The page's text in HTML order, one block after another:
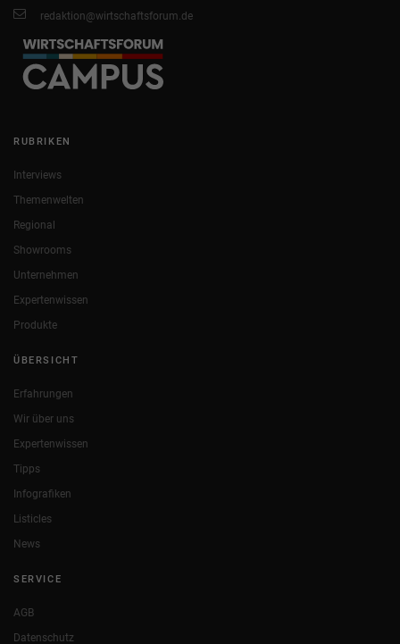
redaktion@wirtschaftsforum.de
RUBRIKEN
Interviews
Themenwelten
Regional
Showrooms
Unternehmen
Expertenwissen
Produkte
ÜBERSICHT
Erfahrungen
Wir über uns
Expertenwissen
Tipps
Infografiken
Listicles
News
SERVICE
AGB
Datenschutz